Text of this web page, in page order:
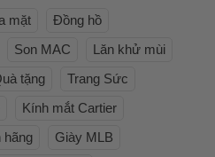
mặt
Đồng hồ
Son MAC
Lăn khử mùi
tặng
Trang Sức
Kính mắt Cartier
hãng
Giày MLB